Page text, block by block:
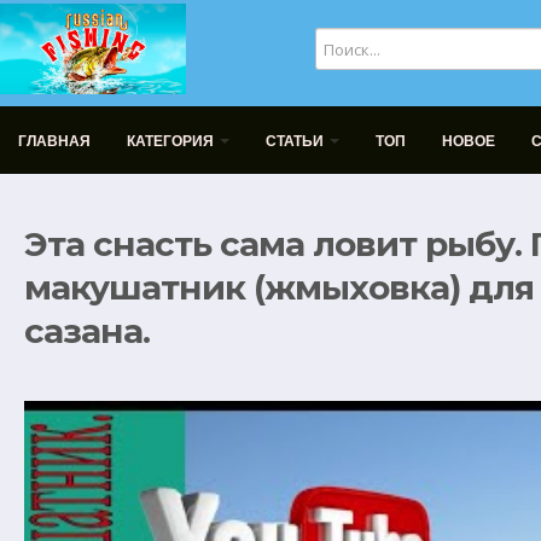
ГЛАВНАЯ КАТЕГОРИЯ СТАТЬИ ТОП НОВОЕ
Эта снасть сама ловит
макушатник (жмыховка) для
сазана.